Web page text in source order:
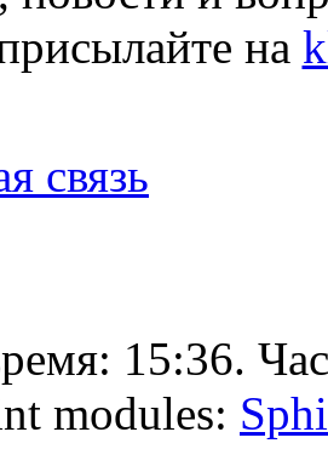
на
связь
15:36.
modules: